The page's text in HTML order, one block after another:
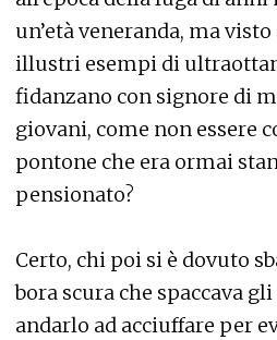
un’età veneranda, ma
illustri esempi di
fidanzano con signore di
giovani, come non essere
pontone che era ormai
pensionato?
Certo, chi poi si è dovuto
bora scura che spaccava
andarlo ad acciuffare per